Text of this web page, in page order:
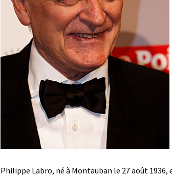
Philippe Labro, né à Montauban le 27 août